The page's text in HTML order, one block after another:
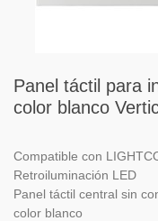
Panel táctil para
color blanco
Compatible con
Retroiluminación LED
Panel táctil central sin
color blanco